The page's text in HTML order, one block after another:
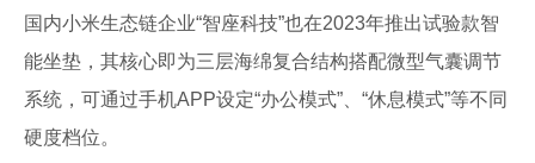
国内小米生态链企业“智座科技”也在2023年推出试验款智
能坐垫，其核心即为三层海绵复合结构搭配微型气囊调节
系统，可通过手机APP设定“办公模式”、“休息模式”等不同
硬度档位。